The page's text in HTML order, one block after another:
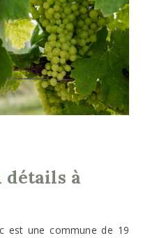
détails à
est une commune de 19